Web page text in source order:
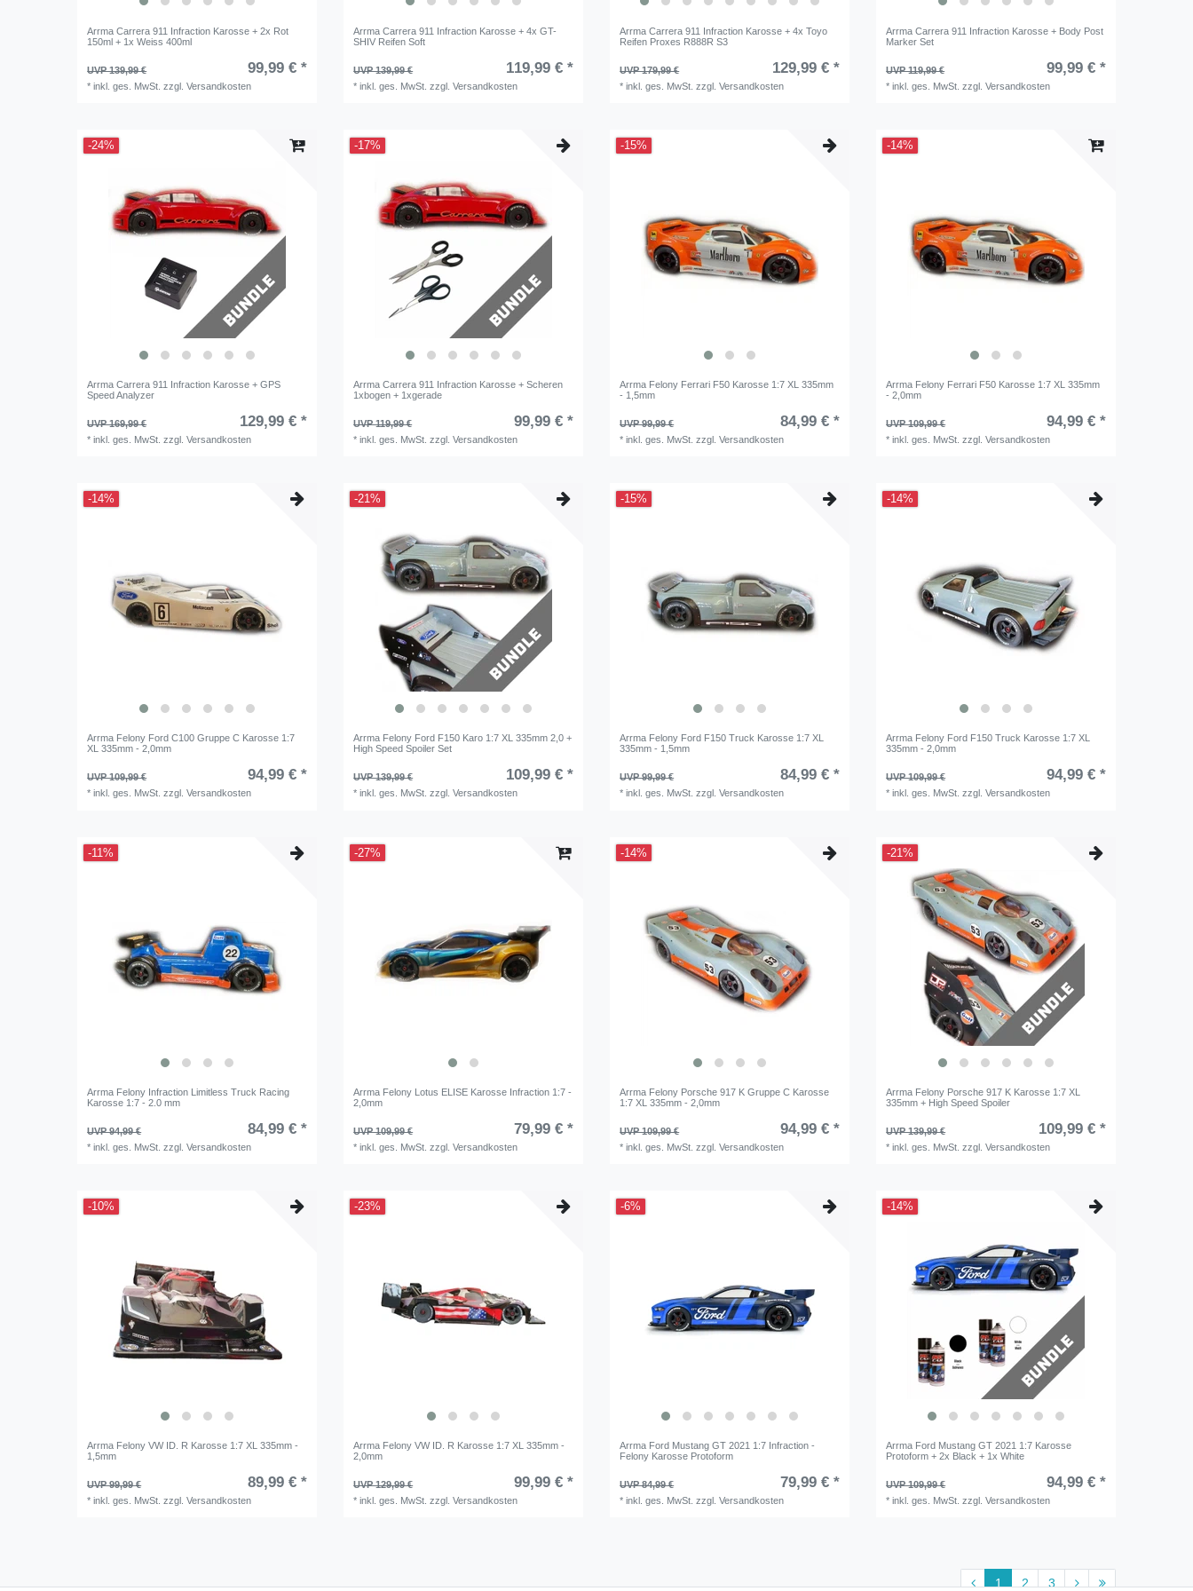
Arrma Carrera 911 Infraction Karosse + 2x Rot
150ml + 1x Weiss 400ml
UVP 139,99 € 99,99 € *
*inkl. ges. MwSt. zzgl.Versandkosten
Arrma Carrera 911 Infraction Karosse + 4x GT-
SHIV Reifen Soft
UVP 139,99 € 119,99 € *
*inkl. ges. MwSt. zzgl.Versandkosten
Arrma Carrera 911 Infraction Karosse + 4x Toyo
Reifen Proxes R888R S3
UVP 179,99 € 129,99 € *
*inkl. ges. MwSt. zzgl.Versandkosten
Arrma Carrera 911 Infraction Karosse + Body Post
Marker Set
UVP 119,99 € 99,99 € *
*inkl. ges. MwSt. zzgl.Versandkosten
-24%
Arrma Carrera 911 Infraction Karosse + GPS
Speed Analyzer
UVP 169,99 € 129,99 € *
*inkl. ges. MwSt. zzgl.Versandkosten
-17%
Arrma Carrera 911 Infraction Karosse + Scheren
1xbogen + 1xgerade
UVP 119,99 € 99,99 € *
*inkl. ges. MwSt. zzgl.Versandkosten
-15%
Arrma Felony Ferrari F50 Karosse 1:7 XL 335mm
- 1,5mm
UVP 99,99 € 84,99 € *
*inkl. ges. MwSt. zzgl.Versandkosten
-14%
Arrma Felony Ferrari F50 Karosse 1:7 XL 335mm
- 2,0mm
UVP 109,99 € 94,99 € *
*inkl. ges. MwSt. zzgl.Versandkosten
-14%
Arrma Felony Ford C100 Gruppe C Karosse 1:7
XL 335mm - 2,0mm
UVP 109,99 € 94,99 € *
*inkl. ges. MwSt. zzgl.Versandkosten
-21%
Arrma Felony Ford F150 Karo 1:7 XL 335mm 2,0 +
High Speed Spoiler Set
UVP 139,99 € 109,99 € *
*inkl. ges. MwSt. zzgl.Versandkosten
-15%
Arrma Felony Ford F150 Truck Karosse 1:7 XL
335mm - 1,5mm
UVP 99,99 € 84,99 € *
*inkl. ges. MwSt. zzgl.Versandkosten
-14%
Arrma Felony Ford F150 Truck Karosse 1:7 XL
335mm - 2,0mm
UVP 109,99 € 94,99 € *
*inkl. ges. MwSt. zzgl.Versandkosten
-11%
Arrma Felony Infraction Limitless Truck Racing
Karosse 1:7 - 2.0 mm
UVP 94,99 € 84,99 € *
*inkl. ges. MwSt. zzgl.Versandkosten
-27%
Arrma Felony Lotus ELISE Karosse Infraction 1:7 -
2,0mm
UVP 109,99 € 79,99 € *
*inkl. ges. MwSt. zzgl.Versandkosten
-14%
Arrma Felony Porsche 917 K Gruppe C Karosse
1:7 XL 335mm - 2,0mm
UVP 109,99 € 94,99 € *
*inkl. ges. MwSt. zzgl.Versandkosten
-21%
Arrma Felony Porsche 917 K Karosse 1:7 XL
335mm + High Speed Spoiler
UVP 139,99 € 109,99 € *
*inkl. ges. MwSt. zzgl.Versandkosten
-10%
Arrma Felony VW ID. R Karosse 1:7 XL 335mm -
1,5mm
UVP 99,99 € 89,99 € *
*inkl. ges. MwSt. zzgl.Versandkosten
-23%
Arrma Felony VW ID. R Karosse 1:7 XL 335mm -
2,0mm
UVP 129,99 € 99,99 € *
*inkl. ges. MwSt. zzgl.Versandkosten
-6%
Arrma Ford Mustang GT 2021 1:7 Infraction -
Felony Karosse Protoform
UVP 84,99 € 79,99 € *
*inkl. ges. MwSt. zzgl.Versandkosten
-14%
Arrma Ford Mustang GT 2021 1:7 Karosse
Protoform + 2x Black + 1x White
UVP 109,99 € 94,99 € *
*inkl. ges. MwSt. zzgl.Versandkosten
1 2 3